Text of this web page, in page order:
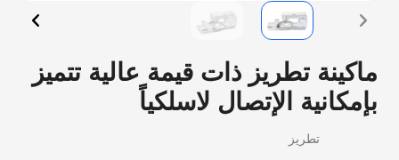
ماكينة تطريز ذات قيمة عالية تتميز
بإمكانية الإتصال لاسلكياً
تطريز